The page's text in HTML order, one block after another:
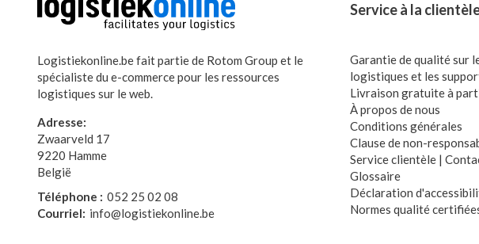
Logistiekonline.be fait partie de Rotom Group et le
spécialiste du e-commerce pour les ressources
logistiques sur le web.
Adresse:
Zwaarveld 17
9220 Hamme
België
Téléphone : 052 25 02 08
Courriel: info@logistiekonline.be
Service à la
Garantie de qualité sur
logistiques et les
Livraison gratuite à
À propos de nous
Conditions générales
Clause de non-
Service clientèle |
Glossaire
Déclaration
Normes qualité